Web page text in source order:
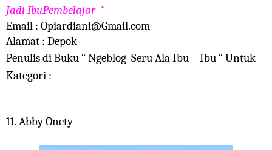
Jadi IbuPembelajar "
Email : Opiardiani@Gmail.com
Alamat : Depok
Penulis di Buku “ Ngeblog Seru Ala Ibu – Ibu “ Untuk
Kategori :
11. Abby Onety